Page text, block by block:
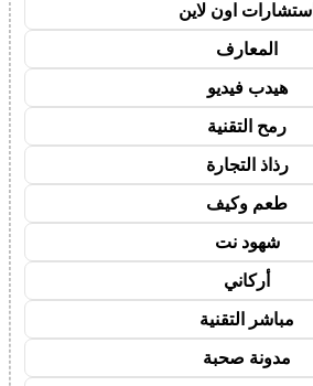
استشارات اون لاين
المعارف
هيدب فيديو
رمح التقنية
رذاذ التجارة
طعم وكيف
شهود نت
أركاني
مباشر التقنية
مدونة صحبة